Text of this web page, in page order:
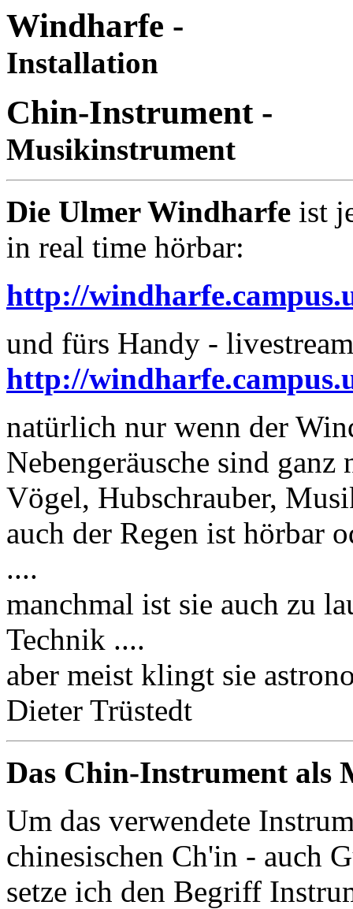
Windharfe -
Installation
Chin-Instrument -
Musikinstrument
Die Ulmer Windharfe ist
in real time hörbar:
http://
und fürs Handy -
http://
natürlich nur wenn der
Nebengeräusche sind
Vögel, Hubschrauber,
auch der Regen ist hörbar
....
manchmal ist sie auch zu
Technik ....
aber meist klingt sie
Dieter Trüstedt
Das Chin-Instrument als
Um das verwendete
chinesischen Ch'in - auch
setze ich den Begriff